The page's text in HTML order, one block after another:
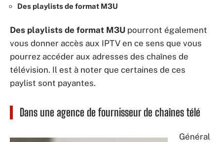
Des playlists de format M3U
Des playlists de format M3U pourront également
vous donner accès aux IPTV en ce sens que vous
pourrez accéder aux adresses des chaînes de
télévision. Il est à noter que certaines de ces
paylist sont payantes.
Dans une agence de fournisseur de chaînes télé
Général